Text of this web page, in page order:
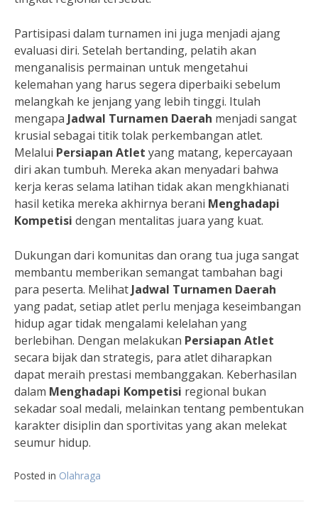
Partisipasi dalam turnamen ini juga menjadi ajang
evaluasi diri. Setelah bertanding, pelatih akan
menganalisis permainan untuk mengetahui
kelemahan yang harus segera diperbaiki sebelum
melangkah ke jenjang yang lebih tinggi. Itulah
mengapa Jadwal Turnamen Daerah menjadi sangat
krusial sebagai titik tolak perkembangan atlet.
Melalui Persiapan Atlet yang matang, kepercayaan
diri akan tumbuh. Mereka akan menyadari bahwa
kerja keras selama latihan tidak akan mengkhianati
hasil ketika mereka akhirnya berani Menghadapi
Kompetisi dengan mentalitas juara yang kuat.
Dukungan dari komunitas dan orang tua juga sangat
membantu memberikan semangat tambahan bagi
para peserta. Melihat Jadwal Turnamen Daerah
yang padat, setiap atlet perlu menjaga keseimbangan
hidup agar tidak mengalami kelelahan yang
berlebihan. Dengan melakukan Persiapan Atlet
secara bijak dan strategis, para atlet diharapkan
dapat meraih prestasi membanggakan. Keberhasilan
dalam Menghadapi Kompetisi regional bukan
sekadar soal medali, melainkan tentang pembentukan
karakter disiplin dan sportivitas yang akan melekat
seumur hidup.
Posted in Olahraga